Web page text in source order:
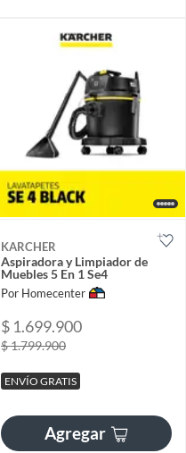
KARCHER
Aspiradora y Limpiador de
Muebles 5 En 1 Se4
Por Homecenter
$ 1.699.900
$ 1.799.900
ENVÍO GRATIS
Agregar